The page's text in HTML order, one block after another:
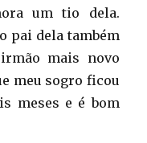
um tio dela.
pai dela também
mais novo
meu sogro ficou
meses e é bom